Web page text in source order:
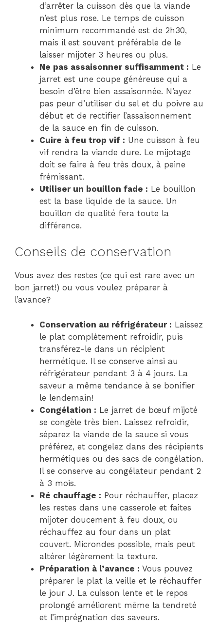
d’arrêter la cuisson dès que la viande
n’est plus rose. Le temps de cuisson
minimum recommandé est de 2h30,
mais il est souvent préférable de le
laisser mijoter 3 heures ou plus.
Ne pas assaisonner suffisamment : Le
jarret est une coupe généreuse qui a
besoin d’être bien assaisonnée. N’ayez
pas peur d’utiliser du sel et du poivre au
début et de rectifier l’assaisonnement
de la sauce en fin de cuisson.
Cuire à feu trop vif : Une cuisson à feu
vif rendra la viande dure. Le mijotage
doit se faire à feu très doux, à peine
frémissant.
Utiliser un bouillon fade : Le bouillon
est la base liquide de la sauce. Un
bouillon de qualité fera toute la
différence.
Conseils de conservation
Vous avez des restes (ce qui est rare avec un
bon jarret!) ou vous voulez préparer à
l’avance?
Conservation au réfrigérateur : Laissez
le plat complètement refroidir, puis
transférez-le dans un récipient
hermétique. Il se conserve ainsi au
réfrigérateur pendant 3 à 4 jours. La
saveur a même tendance à se bonifier
le lendemain!
Congélation : Le jarret de bœuf mijoté
se congèle très bien. Laissez refroidir,
séparez la viande de la sauce si vous
préférez, et congelez dans des récipients
hermétiques ou des sacs de congélation.
Il se conserve au congélateur pendant 2
à 3 mois.
Ré chauffage : Pour réchauffer, placez
les restes dans une casserole et faites
mijoter doucement à feu doux, ou
réchauffez au four dans un plat
couvert. Microndes possible, mais peut
altérer légèrement la texture.
Préparation à l’avance : Vous pouvez
préparer le plat la veille et le réchauffer
le jour J. La cuisson lente et le repos
prolongé améliorent même la tendreté
et l’imprégnation des saveurs.